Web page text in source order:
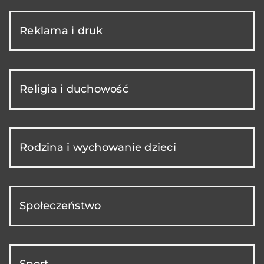
Reklama i druk
Religia i duchowość
Rodzina i wychowanie dzieci
Społeczeństwo